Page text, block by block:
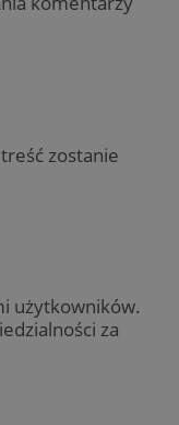
zostanie
użytkowników.
za